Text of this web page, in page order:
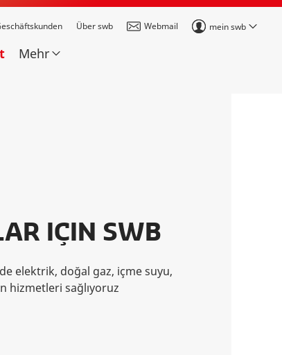
Über swb Webmail mein swb
Mehr
IÇIN SWB
elektrik, doğal gaz, içme suyu,
hizmetleri sağlıyoruz